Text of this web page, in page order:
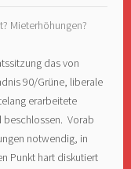
Mieterhöhungen?
das von
90/Grüne, liberale
erarbeitete
beschlossen. Vorab
notwendig, in
Punkt hart diskutiert